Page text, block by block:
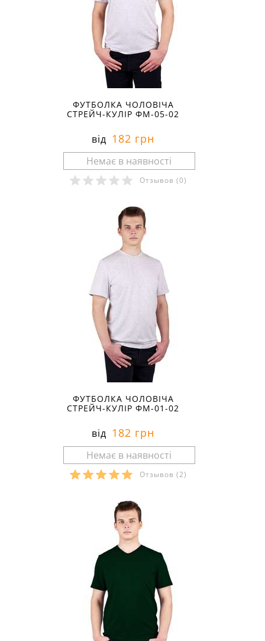
ФУТБОЛКА ЧОЛОВІЧА
СТРЕЙЧ-КУЛІР ФМ-05-02
від 182 грн
Отзывов (0)
ФУТБОЛКА ЧОЛОВІЧА
СТРЕЙЧ-КУЛІР ФМ-01-02
від 182 грн
Отзывов (2)